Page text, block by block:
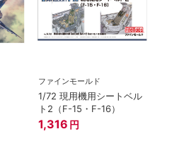
ファインモールド
1/72 現用機用シートベル
ト2（F-15・F-16）
1,316 円